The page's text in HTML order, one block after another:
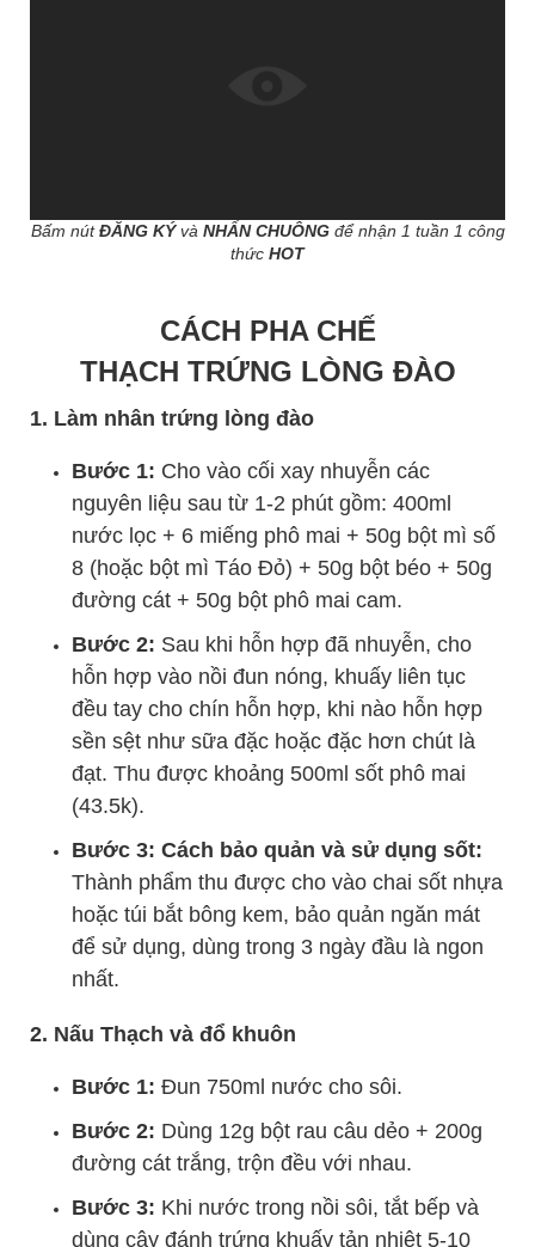
Bấm nútĐĂNG KÝvà NHẤN CHUÔNG để nhận 1 tuần 1 công
thức HOT
CÁCH PHA CHẾ
THẠCH TRỨNG LÒNG ĐÀO
1. Làm nhân trứng lòng đào
Bước 1: Cho vào cối xay nhuyễn các
nguyên liệu sau từ 1-2 phút gồm: 400ml
nước lọc + 6 miếng phô mai + 50g bột mì số
8 (hoặc bột mì Táo Đỏ) + 50g bột béo + 50g
đường cát + 50g bột phô mai cam.
Bước 2: Sau khi hỗn hợp đã nhuyễn, cho
hỗn hợp vào nồi đun nóng, khuấy liên tục
đều tay cho chín hỗn hợp, khi nào hỗn hợp
sền sệt như sữa đặc hoặc đặc hơn chút là
đạt. Thu được khoảng 500ml sốt phô mai
(43.5k).
Bước 3: Cách bảo quản và sử dụng sốt:
Thành phẩm thu được cho vào chai sốt nhựa
hoặc túi bắt bông kem, bảo quản ngăn mát
để sử dụng, dùng trong 3 ngày đầu là ngon
nhất.
2. Nấu Thạch và đổ khuôn
Bước 1: Đun 750ml nước cho sôi.
Bước 2: Dùng 12g bột rau câu dẻo + 200g
đường cát trắng, trộn đều với nhau.
Bước 3: Khi nước trong nồi sôi, tắt bếp và
dùng cây đánh trứng khuấy tản nhiệt 5-10